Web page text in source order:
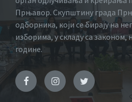
Прњавор. Скупштину града
одборника, који се бирају на
изборима, у складу са
године.